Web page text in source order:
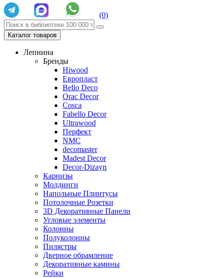
(0)
Каталог товаров
Лепнина
Бренды
Hiwood
Европласт
Bello Deco
Orac Decor
Cosca
Fabello Decor
Ultrawood
Перфект
NMC
decomaster
Madest Decor
Decor-Dizayn
Карнизы
Молдинги
Напольные Плинтусы
Потолочные Розетки
3D Декоративные Панели
Угловые элементы
Колонны
Полуколонны
Пилястры
Дверное обрамление
Декоративные камины
Рейки